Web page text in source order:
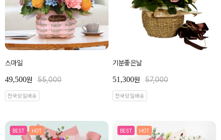
스마일
49,500원 55,000
전국당일배송
기분좋은날
51,300원 57,000
전국당일배송
BEST HOT BEST HOT